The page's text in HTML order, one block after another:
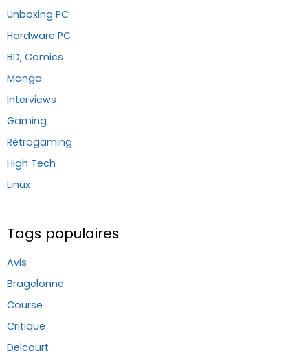
Unboxing PC
Hardware PC
BD, Comics
Manga
Interviews
Gaming
Rétrogaming
High Tech
Linux
Tags populaires
Avis
Bragelonne
Course
Critique
Delcourt